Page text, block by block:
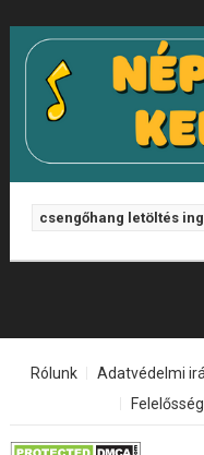
csengőhang letöltés
Rólunk Adatvédelmi